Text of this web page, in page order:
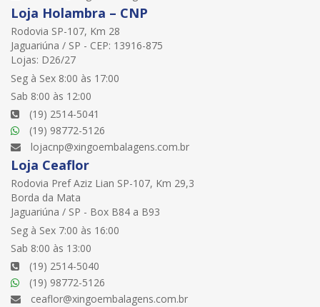
Loja Holambra – CNP
Rodovia SP-107, Km 28
Jaguariúna / SP - CEP: 13916-875
Lojas: D26/27
Seg à Sex 8:00 às 17:00
Sab 8:00 às 12:00
(19) 2514-5041
(19) 98772-5126
lojacnp@xingoembalagens.com.br
Loja Ceaflor
Rodovia Pref Aziz Lian SP-107, Km 29,3
Borda da Mata
Jaguariúna / SP - Box B84 a B93
Seg à Sex 7:00 às 16:00
Sab 8:00 às 13:00
(19) 2514-5040
(19) 98772-5126
ceaflor@xingoembalagens.com.br